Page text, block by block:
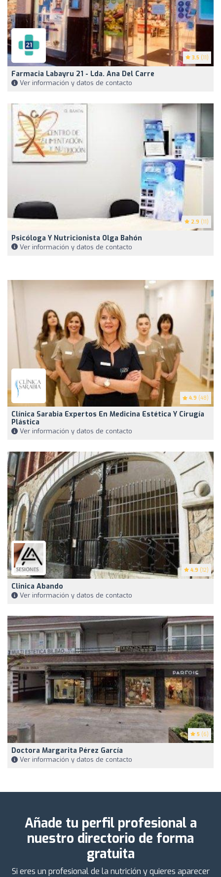
3.5 (11)
Farmacia Labayru 21 - Lda. Ana Del Carre
Ver información y datos de contacto
2.9 (11)
Psicóloga Y Nutricionista Olga Bahón
Ver información y datos de contacto
4.9 (48)
Clínica Sarabia Expertos En Medicina Estética Y Cirugía
Plástica
Ver información y datos de contacto
4.9 (12)
Clinica Abando
Ver información y datos de contacto
5 (6)
Doctora Margarita Pérez García
Ver información y datos de contacto
Añade tu perfil profesional a
nuestro directorio de forma
gratuita
Si eres un profesional de la nutrición y quieres aparecer